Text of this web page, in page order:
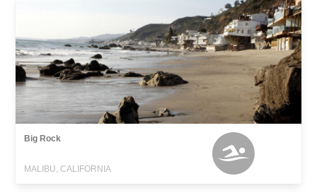
Big Rock
MALIBU, CALIFORNIA